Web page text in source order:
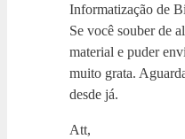
Informatização de
Se você souber de
material e puder
muito grata.
desde já.
Att,